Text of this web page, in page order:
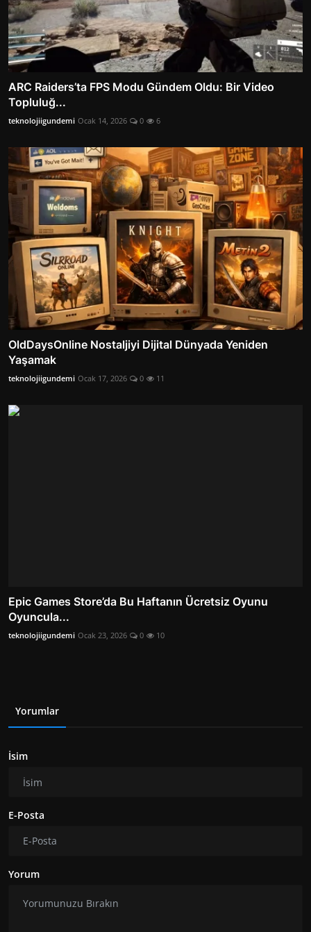
ARC Raiders’ta FPS Modu Gündem Oldu: Bir Video
Topluluğ...
teknolojiigundemi Ocak 14, 2026 0 6
OldDaysOnline Nostaljiyi Dijital Dünyada Yeniden
Yaşamak
teknolojiigundemi Ocak 17, 2026 0 11
Epic Games Store’da Bu Haftanın Ücretsiz Oyunu
Oyuncula...
teknolojiigundemi Ocak 23, 2026 0 10
Yorumlar
İsim
E-Posta
Yorum